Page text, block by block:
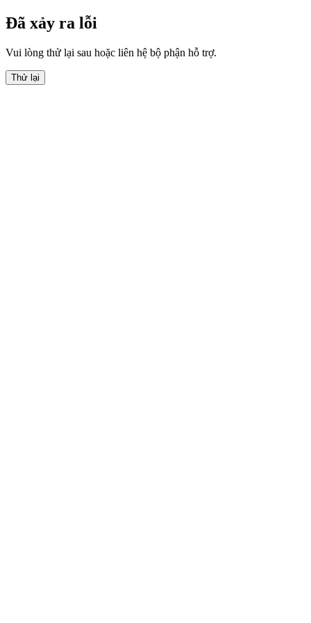
Đã xảy ra lỗi
Vui lòng thử lại sau hoặc liên hệ bộ phận hỗ trợ.
Thử lại